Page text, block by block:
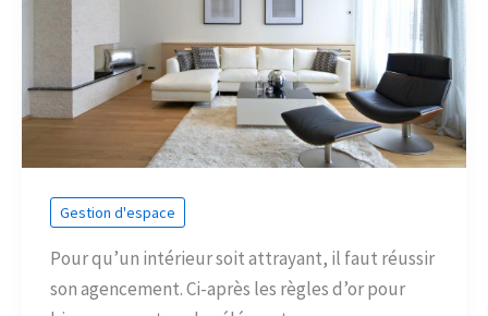
Gestion d'espace
Pour qu’un intérieur soit attrayant, il faut réussir
son agencement. Ci-après les règles d’or pour